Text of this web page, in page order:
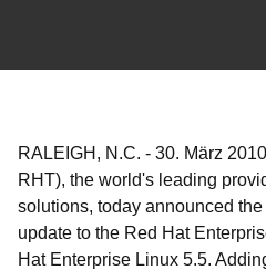
RALEIGH, N.C. - 30. März 2010
RHT), the world's leading
solutions, today announced
update to the Red Hat
Hat Enterprise Linux 5.5.